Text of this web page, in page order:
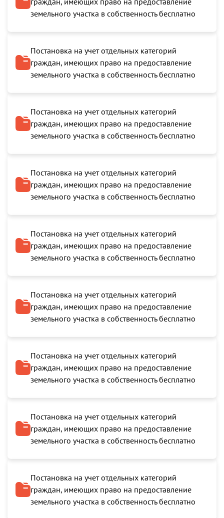
земельного участка в собственность бесплатно
Постановка на учет отдельных категорий
граждан, имеющих право на предоставление
земельного участка в собственность бесплатно
Постановка на учет отдельных категорий
граждан, имеющих право на предоставление
земельного участка в собственность бесплатно
Постановка на учет отдельных категорий
граждан, имеющих право на предоставление
земельного участка в собственность бесплатно
Постановка на учет отдельных категорий
граждан, имеющих право на предоставление
земельного участка в собственность бесплатно
Постановка на учет отдельных категорий
граждан, имеющих право на предоставление
земельного участка в собственность бесплатно
Постановка на учет отдельных категорий
граждан, имеющих право на предоставление
земельного участка в собственность бесплатно
Постановка на учет отдельных категорий
граждан, имеющих право на предоставление
земельного участка в собственность бесплатно
Постановка на учет отдельных категорий
граждан, имеющих право на предоставление
земельного участка в собственность бесплатно